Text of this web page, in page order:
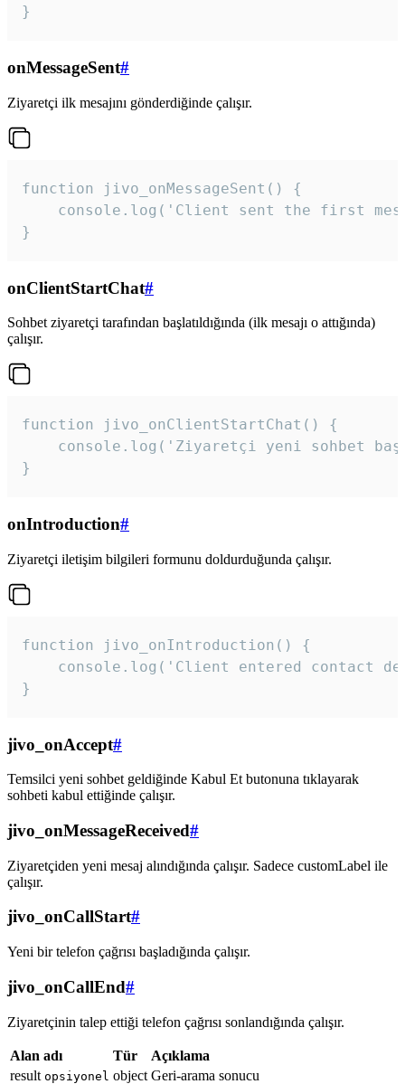
}
onMessageSent#
Ziyaretçi ilk mesajını gönderdiğinde çalışır.
function jivo_onMessageSent() {
console.log('Client sent the first
}
onClientStartChat#
Sohbet ziyaretçi tarafından başlatıldığında (ilk mesajı o attığında)
çalışır.
function jivo_onClientStartChat() {
console.log('Ziyaretçi yeni sohbet
}
onIntroduction#
Ziyaretçi iletişim bilgileri formunu doldurduğunda çalışır.
function jivo_onIntroduction() {
console.log('Client entered contact
}
jivo_onAccept#
Temsilci yeni sohbet geldiğinde Kabul Et butonuna tıklayarak
sohbeti kabul ettiğinde çalışır.
jivo_onMessageReceived#
Ziyaretçiden yeni mesaj alındığında çalışır. Sadece customLabel ile
çalışır.
jivo_onCallStart#
Yeni bir telefon çağrısı başladığında çalışır.
jivo_onCallEnd#
Ziyaretçinin talep ettiği telefon çağrısı sonlandığında çalışır.
Alan adı Tür
Açıklama
result opsiyonel object Geri-arama sonucu